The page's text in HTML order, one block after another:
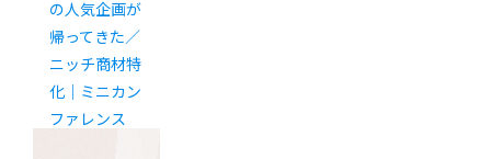
の人気企画が
帰ってきた／
ニッチ商材特
化｜ミニカン
ファレンス